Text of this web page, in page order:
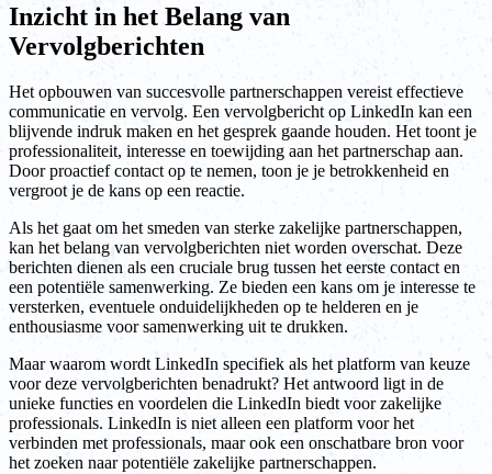
Inzicht in het Belang van
Vervolgberichten
Het opbouwen van succesvolle partnerschappen vereist effectieve
communicatie en vervolg. Een vervolgbericht op LinkedIn kan een
blijvende indruk maken en het gesprek gaande houden. Het toont je
professionaliteit, interesse en toewijding aan het partnerschap aan.
Door proactief contact op te nemen, toon je je betrokkenheid en
vergroot je de kans op een reactie.
Als het gaat om het smeden van sterke zakelijke partnerschappen,
kan het belang van vervolgberichten niet worden overschat. Deze
berichten dienen als een cruciale brug tussen het eerste contact en
een potentiële samenwerking. Ze bieden een kans om je interesse te
versterken, eventuele onduidelijkheden op te helderen en je
enthousiasme voor samenwerking uit te drukken.
Maar waarom wordt LinkedIn specifiek als het platform van keuze
voor deze vervolgberichten benadrukt? Het antwoord ligt in de
unieke functies en voordelen die LinkedIn biedt voor zakelijke
professionals. LinkedIn is niet alleen een platform voor het
verbinden met professionals, maar ook een onschatbare bron voor
het zoeken naar potentiële zakelijke partnerschappen.